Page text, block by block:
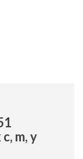
m, y